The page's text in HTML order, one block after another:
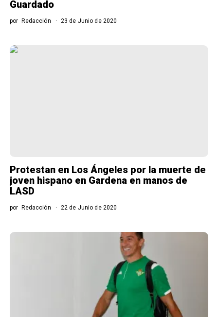
Guardado
por Redacción 23 de Junio de 2020
Protestan en Los Ángeles por la muerte de
joven hispano en Gardena en manos de
LASD
por Redacción 22 de Junio de 2020